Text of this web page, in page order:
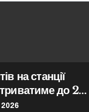
на станції
до 25
– Головні